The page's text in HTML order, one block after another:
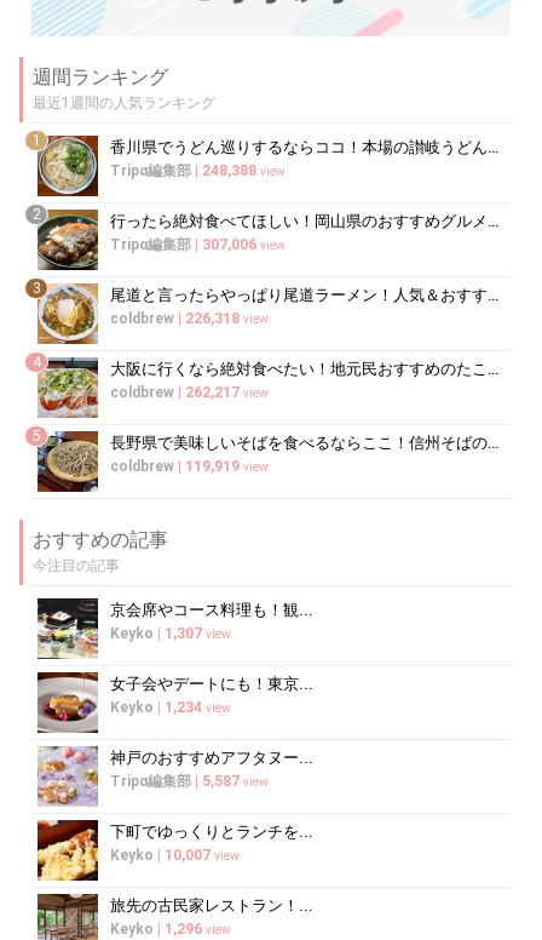
週間ランキング
最近1週間の人気ランキング
1 香川県でうどん巡りするならココ！本場の讃岐うどんの名店
Tripα編集部 248,388 view
2 行ったら絶対食べてほしい！岡山県のおすすめグルメ15選
Tripα編集部 307,006 view
3 尾道と言ったらやっぱり尾道ラーメン！人気＆おすすめ尾道ラーメン10選
coldbrew 226,318 view
4 大阪に行くなら絶対食べたい！地元民おすすめのたこ焼き屋10選
coldbrew 262,217 view
5 長野県で美味しいそばを食べるならここ！信州そばの名店7選
coldbrew 119,919 view
おすすめの記事
今注目の記事
京会席やコース料理も！観...
Keyko 1,307 view
女子会やデートにも！東京...
Keyko 1,234 view
神戸のおすすめアフタヌー...
Tripα編集部 5,587 view
下町でゆっくりとランチを...
Keyko 10,007 view
旅先の古民家レストラン！...
Keyko 1,296 view